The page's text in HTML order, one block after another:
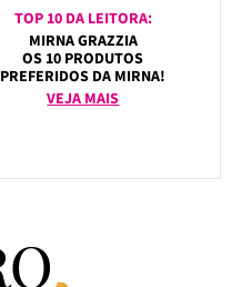
TOP 10 DA LEITORA:
MIRNA GRAZZIA
OS 10 PRODUTOS
PREFERIDOS DA MIRNA!
VEJA MAIS